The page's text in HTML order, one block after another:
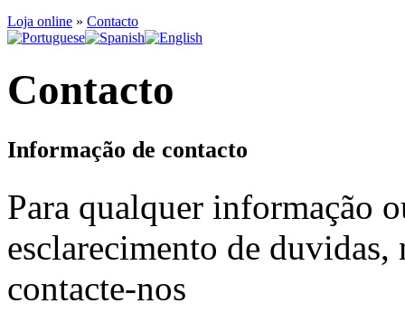
Loja online » Contacto
Contacto
Informação de contacto
Para qualquer informação
esclarecimento de duvidas,
contacte-nos